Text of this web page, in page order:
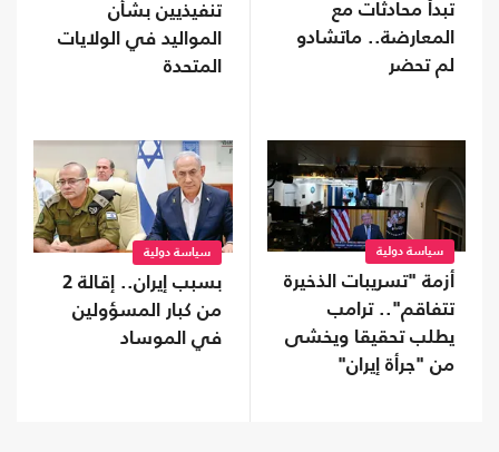
تبدأ محادثات مع
المعارضة.. ماتشادو
لم تحضر
تنفيذيين بشأن
المواليد في الولايات
المتحدة
سياسة دولية
أزمة "تسريبات الذخيرة
تتفاقم".. ترامب
يطلب تحقيقا ويخشى
من "جرأة إيران"
سياسة دولية
بسبب إيران.. إقالة 2
من كبار المسؤولين
في الموساد